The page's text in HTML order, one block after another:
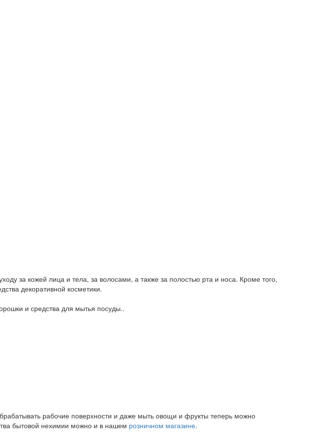
за кожей лица и тела, за волосами, а также за полостью рта и носа. Кроме того,
декоративной косметики.
и средства для мытья посуды..
рабочие поверхности и даже мыть овощи и фрукты теперь можно
бытовой нехимии можно и в нашем розничном магазине.